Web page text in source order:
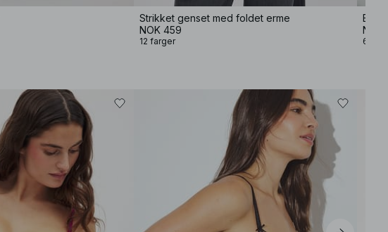
Strikket genset med foldet erme
NOK 459
12 farger
NOK
6